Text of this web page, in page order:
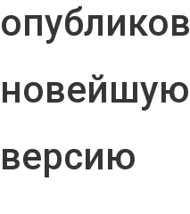
новейшую
версию